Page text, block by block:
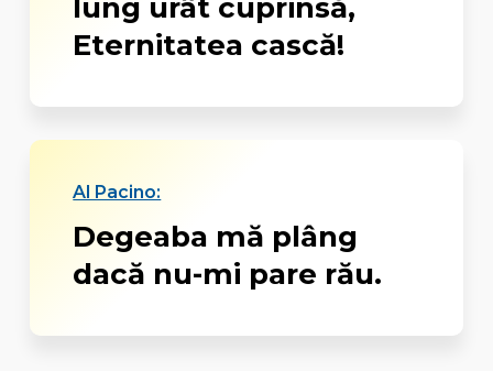
lung urât cuprinsă,
Eternitatea cască!
Al Pacino:
Degeaba mă plâng
dacă nu-mi pare rău.